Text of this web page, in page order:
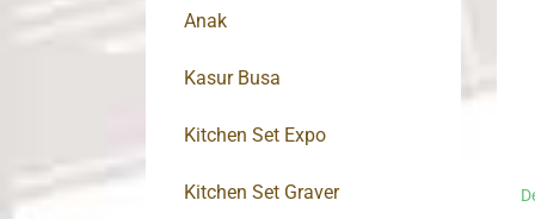
Anak
Kasur Busa
Kitchen Set Expo
Kitchen Set Graver